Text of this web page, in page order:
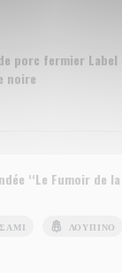
porc fermier
noire
‘‘Le Fumoir de
ΛΟΎΠΙΝΟ